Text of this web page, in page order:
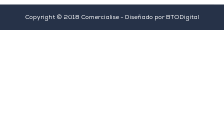
Copyright © 2018 Comercialise - Diseñado por BTODigital